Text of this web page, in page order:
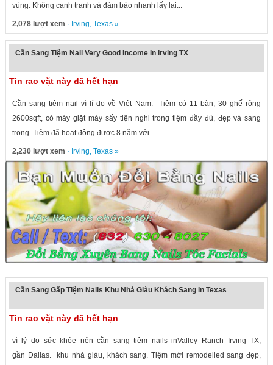
vùng. Không cạnh tranh và đảm bảo nhanh lấy lại...
2,078 lượt xem · Irving Texas»
Cần Sang Tiệm Nail Very Good Income In Irving TX
Tin rao vặt này đã hết hạn
Cần sang tiệm nail vì lí do về Việt Nam. Tiệm có 11 bàn, 30 ghế rộng
2600sqft, có máy giặt máy sấy tiện nghi trong tiệm đầy đủ, đẹp và sang
trọng. Tiệm đã hoạt động được 8 năm với...
2,230 lượt xem · Irving Texas»
Cần Sang Gấp Tiệm Nails Khu Nhà Giàu Khách Sang In Texas
Tin rao vặt này đã hết hạn
vì lý do sức khỏe nên cần sang tiệm nails inValley Ranch Irving TX,
gần Dallas. khu nhà giàu, khách sang. Tiệm mới remodelled sang đẹp,